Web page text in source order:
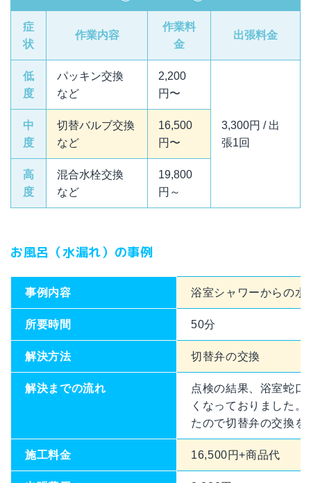
症
状
作業内容
作業料
金
出張料金
低
度
パッキン交換
など
2,200
円〜
3,300円 / 出
張1回
中
度
切替バルブ交換
など
16,500
円〜
高
度
混合水栓交換
など
19,800
円～
お風呂（水漏れ）の事例
事例内容 浴室シャワーからの水
所要時間 50分
解決方法 切替弁の交換
解決までの流れ
点検の結果、浴室蛇
くなっておりました
たので切替弁の交換
施工料金 16,500円+商品代